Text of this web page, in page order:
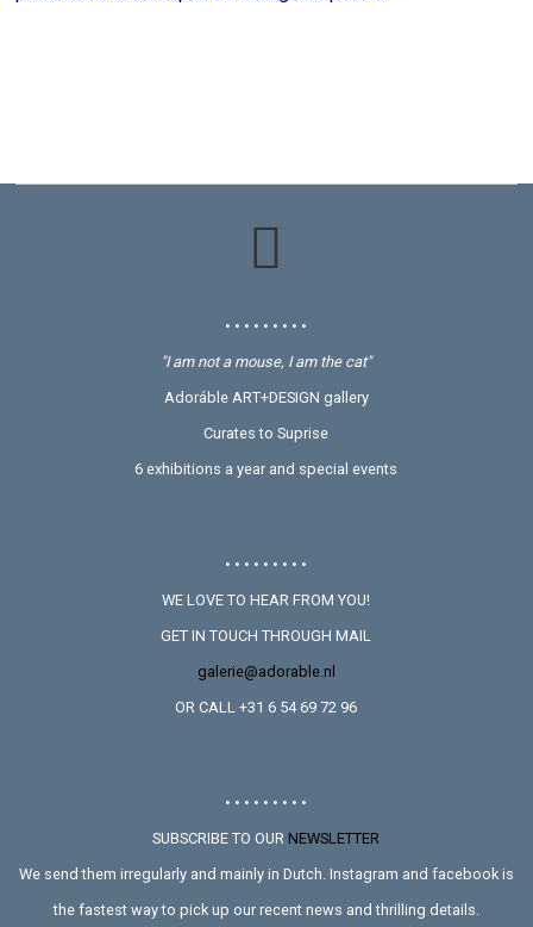
• • • • • • • • •
"I am not a mouse, I am the cat"
Adoráble ART+DESIGN gallery
Curates to Suprise
6 exhibitions a year and special events
• • • • • • • • •
WE LOVE TO HEAR FROM YOU!
GET IN TOUCH THROUGH MAIL
galerie@adorable.nl
OR CALL +31 6 54 69 72 96
• • • • • • • • •
SUBSCRIBE TO OURNEWSLETTER
We send them irregularly and mainly in Dutch. Instagram and facebook is
the fastest way to pick up our recent news and thrilling details.